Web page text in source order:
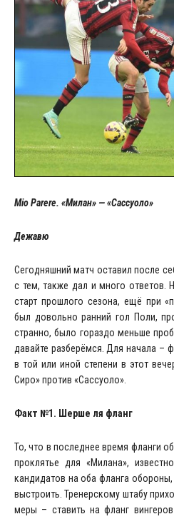
Mio Parere. «Милан» — «Сассуоло»
Дежавю
Сегодняшний матч оставил после
с тем, также дал и много ответов.
старт прошлого сезона, ещё при
был довольно ранний гол Поли,
странно, было гораздо меньше
давайте разберёмся. Для начала –
в той или иной степени в этот
Сиро» против «Сассуоло».
Факт №1. Шерше ля фланг
То, что в последнее время фланги
проклятье для «Милана»,
кандидатов на оба фланга
выстроить. Тренерскому штабу
меры – ставить на фланг